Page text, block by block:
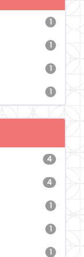
1
1
1
1
4
4
1
1
1